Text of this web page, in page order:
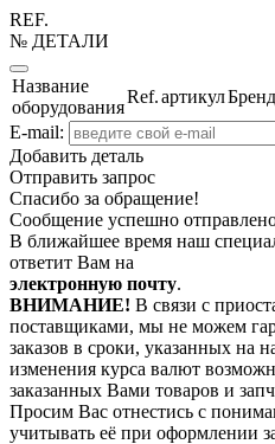
REF.
№ ДЕТАЛИ
Название
оборудования
Ref.артикулБренд
E-mail:
Добавить деталь
Отправить запрос
Спасибо за обращение!
Сообщение успешно
В ближайшее время наш
ответит Вам на
электронную почту.
ВНИМАНИЕ! В связи с
поставщиками, мы не можем
заказов в сроки, указанных на
изменения курса валют
заказанных Вами товаров и
Просим Вас отнестись с
учитывать её при оформлении